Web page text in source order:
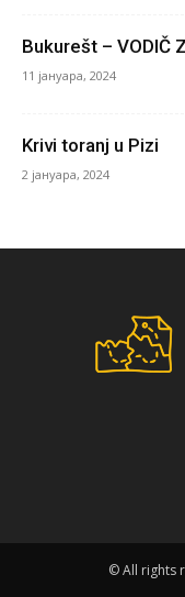
Bukurešt – VODIČ
11 јануара, 2024
Krivi toranj u Pizi
2 јануара, 2024
© All rights